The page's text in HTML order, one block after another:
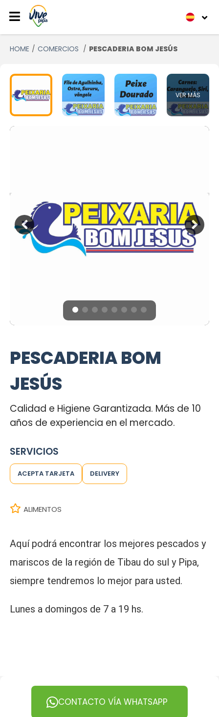
HOME COMERCIOS PESCADERIA BOM JESÚS
VER MÁS
PESCADERIA BOM
JESÚS
Calidad e Higiene Garantizada. Más de 10
años de experiencia en el mercado.
SERVICIOS
ACEPTA TARJETA DELIVERY
ALIMENTOS
Aquí podrá encontrar los mejores pescados y
mariscos de la región de Tibau do sul y Pipa,
siempre tendremos lo mejor para usted.
Lunes a domingos de 7 a 19 hs.
CONTACTO VÍA WHATSAPP